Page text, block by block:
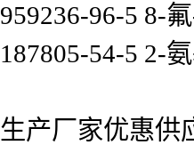
959236-96-5 8-
187805-54-5 2-
生产厂家优惠供